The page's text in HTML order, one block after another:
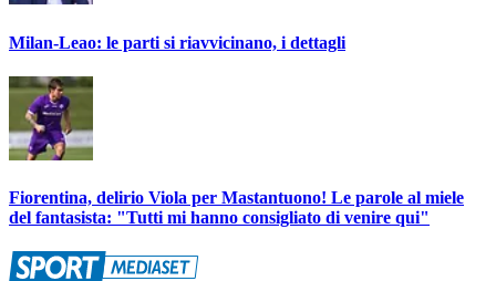
Milan-Leao: le parti si riavvicinano, i dettagli
Fiorentina, delirio Viola per Mastantuono! Le parole al miele
del fantasista: "Tutti mi hanno consigliato di venire qui"